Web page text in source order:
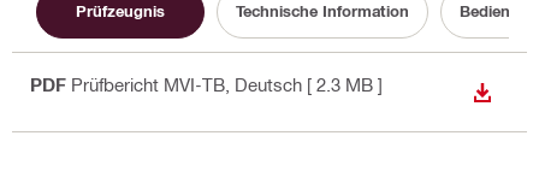
Prüfzeugnis Technische Information
PDF Prüfbericht MVI-TB , Deutsch [ 2.3 MB ]